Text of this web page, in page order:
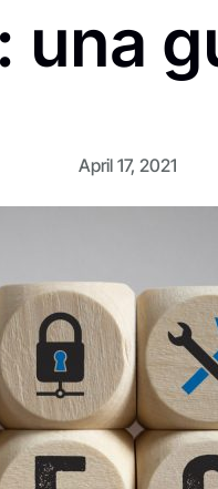
una
April 17, 2021